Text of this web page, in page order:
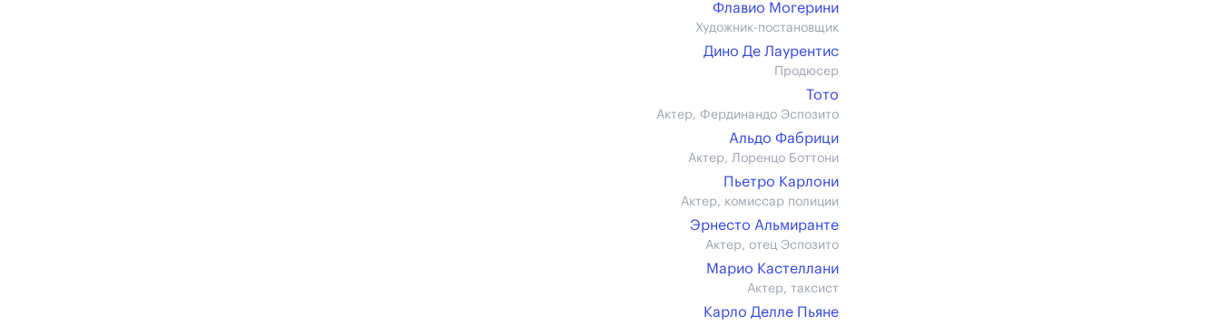
Флавио Могерини
Художник-постановщик
Дино Де Лаурентис
Продюсер
Тото
Актер, Фердинандо Эспозито
Альдо Фабрици
Актер, Лоренцо Боттони
Пьетро Карлони
Актер, комиссар полиции
Эрнесто Альмиранте
Актер, отец Эспозито
Марио Кастеллани
Актер, таксист
Карло Делле Пьяне